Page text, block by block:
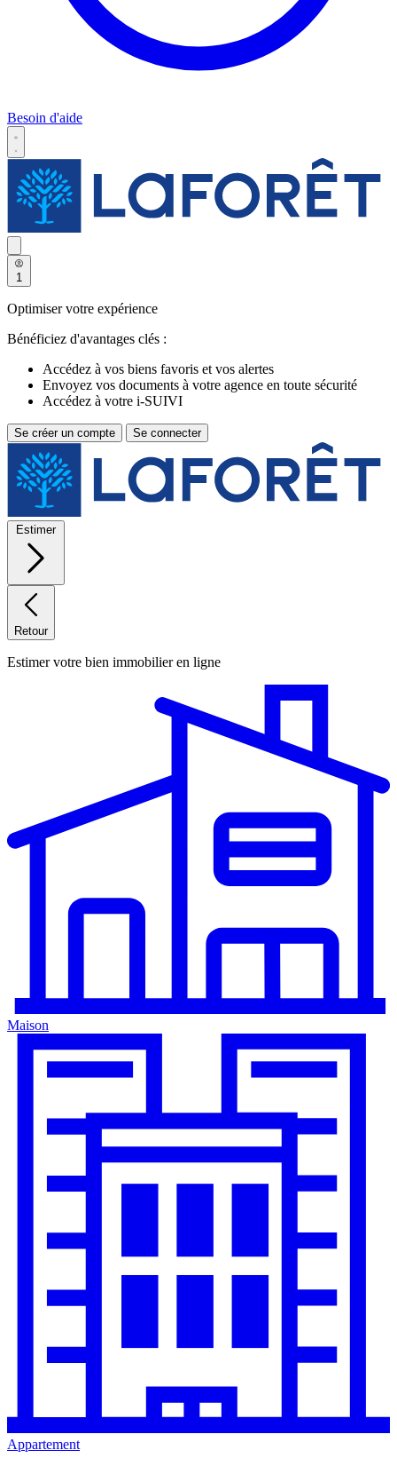
Besoin d'aide
1
Optimiser votre expérience
Bénéficiez d'avantages clés :
Accédez à vos biens favoris et vos alertes
Envoyez vos documents à votre agence en toute sécurité
Accédez à votre i-SUIVI
Se créer un compte Se connecter
Estimer
Retour
Estimer votre bien immobilier en ligne
Maison
Appartement